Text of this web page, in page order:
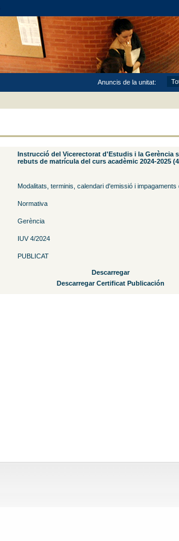
Anuncis de la unitat:
Instrucció del Vicerectorat d'Estudis i la Gerència
rebuts de matrícula del curs acadèmic 2024-2025
Modalitats, terminis, calendari d'emissió i
Normativa
Gerència
IUV 4/2024
PUBLICAT
Descarregar
Descarregar Certificat Publicación